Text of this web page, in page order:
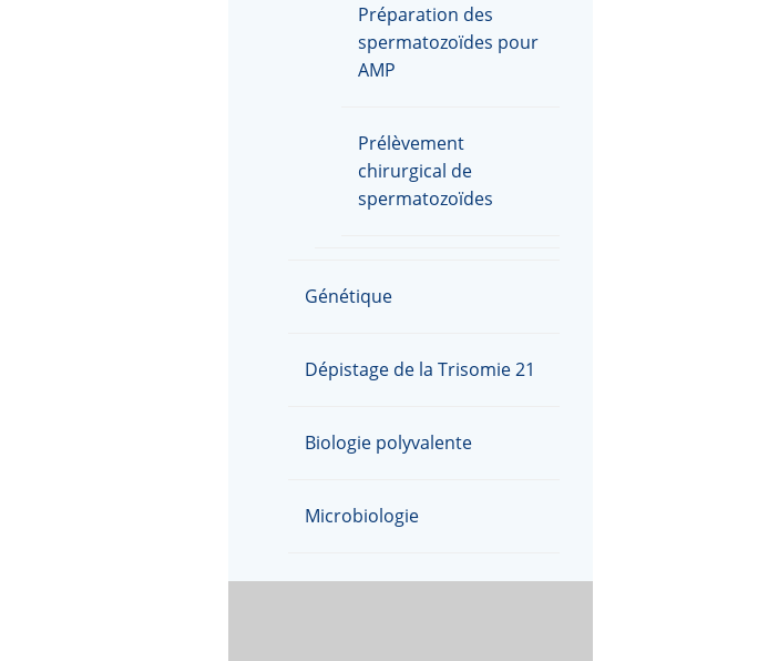
Préparation des
spermatozoïdes pour
AMP
Prélèvement
chirurgical de
spermatozoïdes
Génétique
Dépistage de la Trisomie 21
Biologie polyvalente
Microbiologie